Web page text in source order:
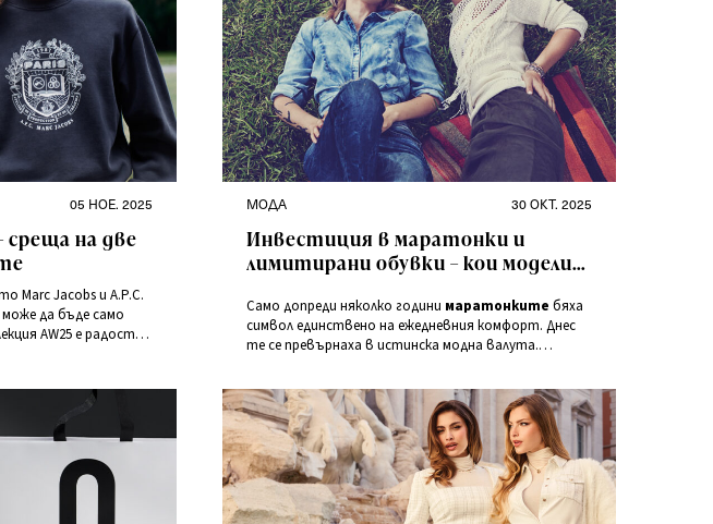
05 НОЕ. 2025
среща на две
Marc Jacobs и A.P.C.
да бъде само
AW25 е радостно
Това, което
и Париж.
МОДА
на
30 ОКТ. 2025
Инвестиция в маратонки и
лимитирани обувки – кои модели
Само допреди няколко години маратонките бяха
символ единствено на ежедневния комфорт. Днес
те се превърнаха в истинска модна валута.
стойността си по-бързо от акциите на известни
компании, а колекционирането им е модерно
изкуство.